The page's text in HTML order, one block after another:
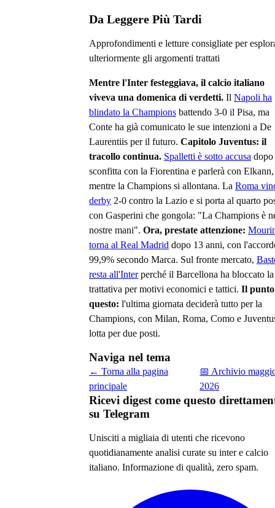
Da Leggere Più Tardi
Approfondimenti e letture consigliate per
ulteriormente gli argomenti trattati
Mentre l'Inter festeggiava, il calcio italiano
viveva una domenica di verdetti. Il Napoli ha
blindato la Champions battendo 3-0 il Pisa, ma
Conte ha già comunicato le sue intenzioni a De
Laurentiis per il futuro. Capitolo Juventus: il
tracollo continua. Spalletti è sotto accusa dopo
sconfitta con la Fiorentina e parlerà con Elkann,
mentre la Champions si allontana. La Roma
derby 2-0 contro la Lazio e si porta al quarto
con Gasperini che gongola: "La Champions è
nostre mani". Ora, prestate attenzione:
torna al Real Madrid dopo 13 anni, con
99,9% secondo Marca. Sul fronte mercato,
resta all'Interperché il Barcellona ha bloccato la
trattativa per motivi economici e tattici. Il punto
questo: l'ultima giornata deciderà tutto per la
Champions, con Milan, Roma, Como e
lotta per due posti.
Naviga nel tema
← Torna alla pagina
principale
📅 Archivio
2026
Ricevi digest come questo
su Telegram
Unisciti a migliaia di utenti che ricevono
quotidianamente analisi curate su inter e calcio
italiano. Informazione di qualità, zero spam.